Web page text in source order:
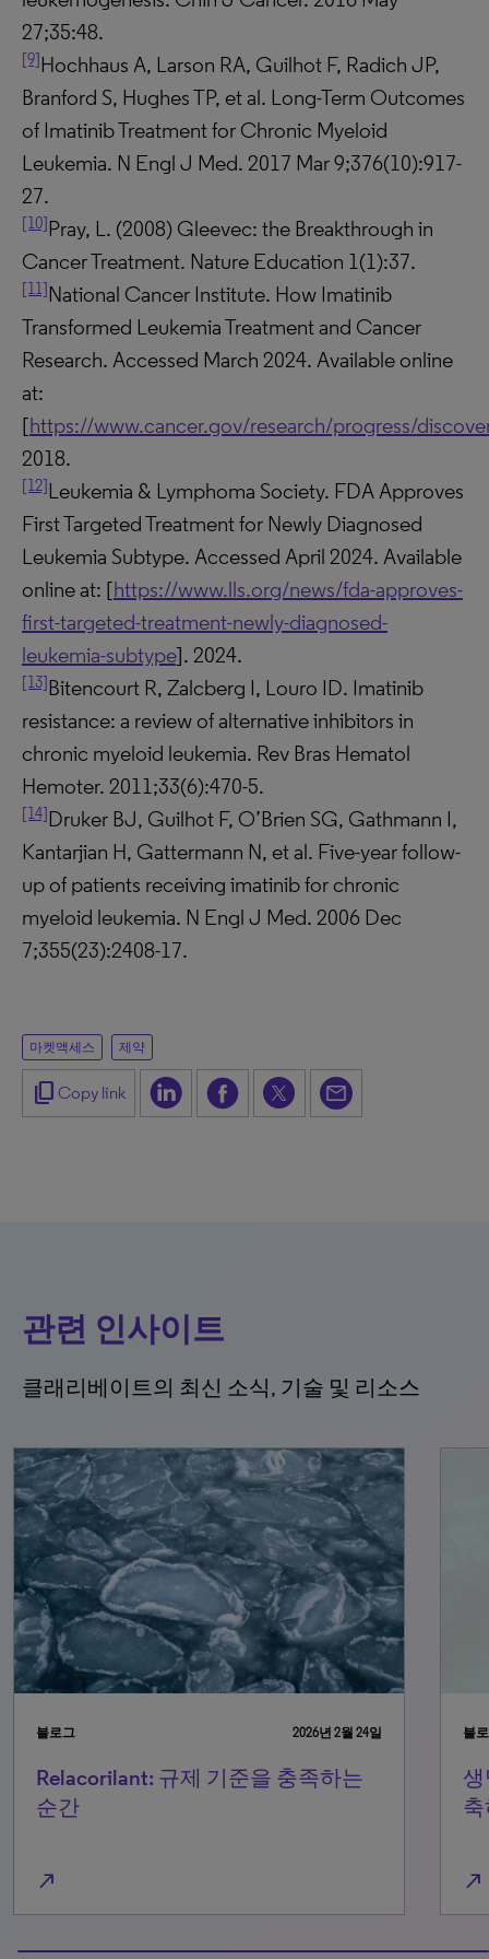
27;35:48.
[9]Hochhaus A, Larson RA, Guilhot F, Radich JP,
Branford S, Hughes TP, et al. Long-Term Outcomes
of Imatinib Treatment for Chronic Myeloid
Leukemia. N Engl J Med. 2017 Mar 9;376(10):917-
27.
[10]Pray, L. (2008) Gleevec: the Breakthrough in
Cancer Treatment. Nature Education 1(1):37.
[11]National Cancer Institute. How Imatinib
Transformed Leukemia Treatment and Cancer
Research. Accessed March 2024. Available online
at:
[https://www.cancer.gov/research/progress/
2018.
[12]Leukemia & Lymphoma Society. FDA Approves
First Targeted Treatment for Newly Diagnosed
Leukemia Subtype. Accessed April 2024. Available
online at: [https://www.lls.org/news/fda-approves-
first-targeted-treatment-newly-diagnosed-
leukemia-subtype]. 2024.
[13]Bitencourt R, Zalcberg I, Louro ID. Imatinib
resistance: a review of alternative inhibitors in
chronic myeloid leukemia. Rev Bras Hematol
Hemoter. 2011;33(6):470-5.
[14]Druker BJ, Guilhot F, O’Brien SG, Gathmann I,
Kantarjian H, Gattermann N, et al. Five-year follow-
up of patients receiving imatinib for chronic
myeloid leukemia. N Engl J Med. 2006 Dec
7;355(23):2408-17.
마켓액세스 제약
content_copy Copy link
관련 인사이트
클래리베이트의 최신 소식, 기술 및 리소스
블로그 2026년 4월 30일
생명과학 분야에서 Agentic AI를 구
축하며 얻은 5가지 교훈
north_east
블
north_east